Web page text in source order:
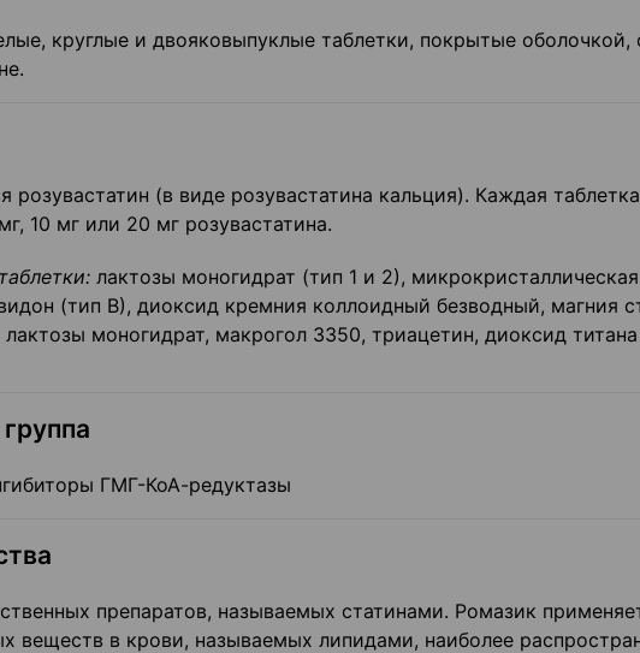
круглые и двояковыпуклые таблетки, покрытые оболочкой,
(в виде розувастатина кальция). Каждая
10 мг или 20 мг розувастатина.
лактозы моногидрат (тип 1 и 2), микрокристаллическая
(тип В), диоксид кремния коллоидный безводный, магния
лактозы моногидрат, макрогол 3350, триацетин, диоксид титана
ГМГ-КоА-редуктазы
препаратов, называемых статинами. Ромазик
веществ в крови, называемых липидами, наиболее